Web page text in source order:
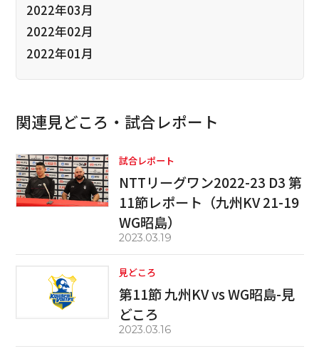
2022年03月
2022年02月
2022年01月
関連見どころ・試合レポート
試合レポート
NTTリーグワン2022-23 D3 第
11節レポート（九州KV 21-19
WG昭島）
2023.03.19
見どころ
第11節 九州KV vs WG昭島-見
どころ
2023.03.16